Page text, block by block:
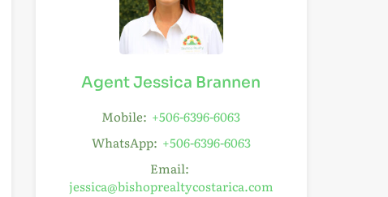
Agent Jessica Brannen
Mobile: +506-6396-6063
WhatsApp: +506-6396-6063
Email:
jessica@bishoprealtycostarica.com